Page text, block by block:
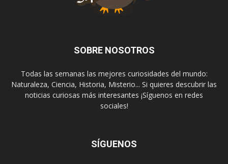
SOBRE NOSOTROS
Todas las semanas las mejores curiosidades del mundo:
Naturaleza, Ciencia, Historia, Misterio... Si quieres descubrir las
noticias curiosas más interesantes ¡Síguenos en redes
sociales!
SÍGUENOS